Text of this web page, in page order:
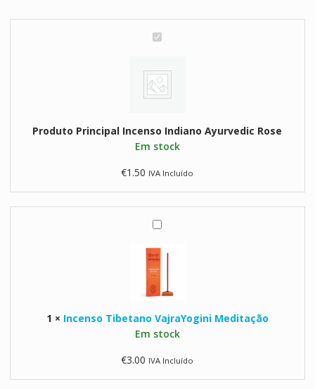
I
c
e
n
o
I
d
i
a
n
A
y
u
r
v
e
i
c
Produto Principal Incenso Indiano Ayurvedic Rose
Em stock
€1.50 IVA Incluído
I
c
e
n
o
T
b
e
1 × Incenso Tibetano VajraYogini Meditação
Em stock
€3.00 IVA Incluído